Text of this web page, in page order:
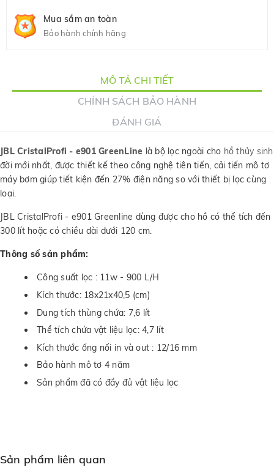
Mua sắm an toàn
Bảo hành chính hãng
MÔ TẢ CHI TIẾT
CHÍNH SÁCH BẢO HÀNH
ĐÁNH GIÁ
JBL CristalProfi - e901 GreenLine là bộ lọc ngoài cho hồ thủy sinh
đời mới nhất, được thiết kế theo công nghệ tiên tiến, cải tiến mô tơ
máy bơm giúp tiết kiện đến 27% điện năng so với thiết bị lọc cùng
loại.
JBL CristalProfi - e901 Greenline dùng được cho hồ có thể tích đến
300 lít hoặc có chiều dài dưới 120 cm.
Thông số sản phẩm:
Công suất lọc : 11w - 900 L/H
Kích thước: 18x21x40,5 (cm)
Dung tích thùng chứa: 7,6 lít
Thể tích chứa vật liệu lọc: 4,7 lít
Kích thước ống nối in và out : 12/16 mm
Bảo hành mô tơ 4 năm
Sản phẩm đã có đầy đủ vật liệu lọc
Sản phẩm liên quan